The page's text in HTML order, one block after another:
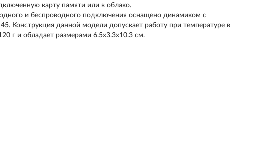
карту памяти или в облако.
и беспроводного подключения оснащено динамиком с
Конструкция данной модели допускает работу при температуре в
г и обладает размерами 6.5x3.3x10.3 см.